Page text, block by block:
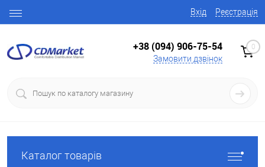
Вхід Реєстрація
+38 (094) 906-75-54
Замовити дзвінок
0
Каталог товарів